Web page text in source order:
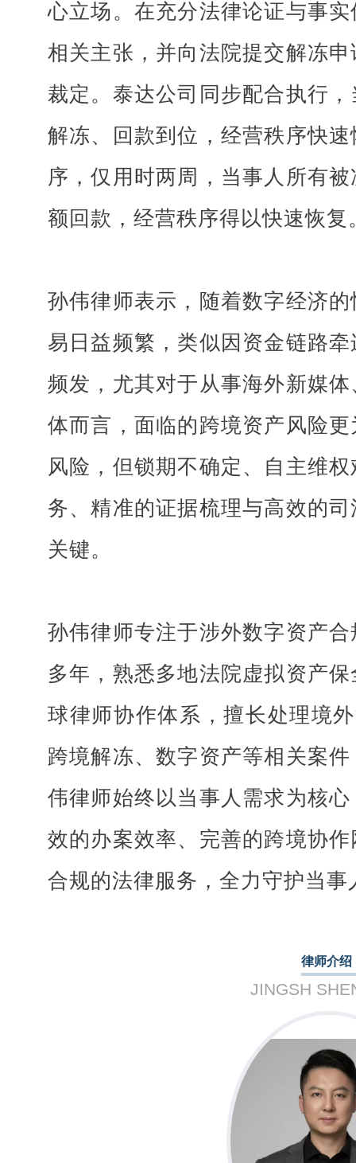
心立场。在充分法律论证与事
相关主张，并向法院提交解冻
裁定。泰达公司同步配合执行
解冻、回款到位，经营秩序快
序，仅用时两周，当事人所有
额回款，经营秩序得以快速恢复
孙伟律师表示，随着数字经济
易日益频繁，类似因资金链路
频发，尤其对于从事海外新媒
体而言，面临的跨境资产风险
风险，但锁期不确定、自主维
务、精准的证据梳理与高效的
关键。
孙伟律师专注于涉外数字资产
多年，熟悉多地法院虚拟资产
球律师协作体系，擅长处理境
跨境解冻、数字资产等相关案
伟律师始终以当事人需求为核
效的办案效率、完善的跨境协
合规的法律服务，全力守护当
律师介绍
JINGSH